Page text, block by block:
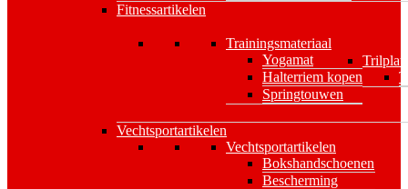
Fitnessartikelen
Trainingsmateriaal
Yogamat
Halterriem kopen
Springtouwen
Vechtsportartikelen
Vechtsportartikelen
Bokshandschoenen
Bescherming